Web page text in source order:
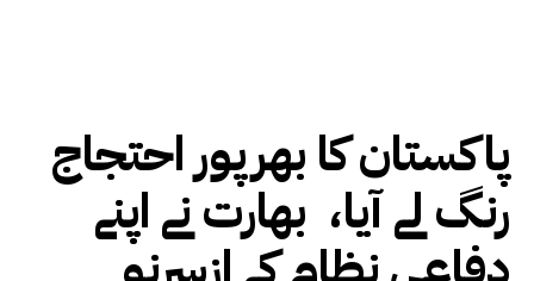
پاکستان کا بھرپور احتجاج
رنگ لے آیا، بھارت نے اپنے